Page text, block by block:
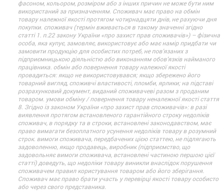
фасоном, кольором, розміром або з інших причин не може бути ним
використаний за призначенням. Споживач має право на обмін
товару належної якості протягом чотирнадцяти днів, не рахуючи дня
покупки. споживач (термін вживається в такому значенні згідно
статті 1. п.22 закону України «про захист прав споживачів») – фізична
особа, яка купує, замовляє, використовує або має намір придбати чи
замовити продукцію для особистих потреб, не пов’язаних з
підприємницькою діяльністю або виконанням обов’язків найманого
працівника. обмін або повернення товару належної якості
провадиться: якщо не використовувався; якщо збережено його
товарний вигляд, споживчі властивості, пломби, ярлики; на підставі
розрахунковий документ, виданий споживачеві разом з проданим
товаром. умови обміну / повернення товару неналежної якості стаття
8. Згідно із законом України «про захист прав споживачів»: в разі
виявлення протягом встановленого гарантійного строку недоліків
споживач, в порядку та в строки, встановлені законодавством, має
право вимагати безоплатного усунення недоліків товару в розумний
строк. вимоги споживача, передбачених цією статтею, не підлягають
задоволенню, якщо продавець, виробник (підприємство, що
задовольняє вимоги споживача, встановлені частиною першою цієї
статті) доведуть, що недоліки товару виникли внаслідок порушення
споживачем правил користування товаром або його зберігання.
Споживач має право брати участь у перевірці якості товару особисто
або через свого представника.